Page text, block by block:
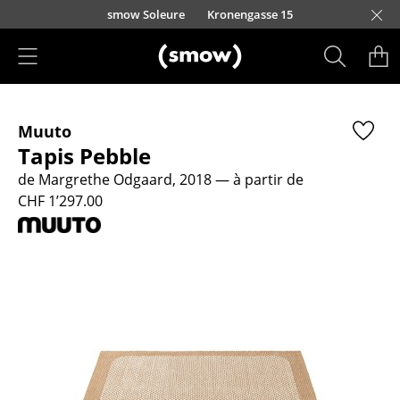
Accéder directement au contenu
smow Soleure Kronengasse 15
Sièges
Chaises de cuisine & salle à manger
Canapés
Chaises cantilever
Chaises et Tabourets de bar
Muuto
Tapis Pebble
de Margrethe Odgaard, 2018— à partir de
CHF 1’297.00